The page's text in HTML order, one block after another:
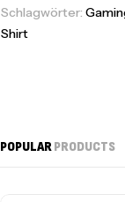
Schlagwörter:
Shirt
POPULARPRODUCTS